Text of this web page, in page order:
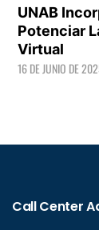
UNAB
Potenciar
Virtual
16 DE JUNIO DE